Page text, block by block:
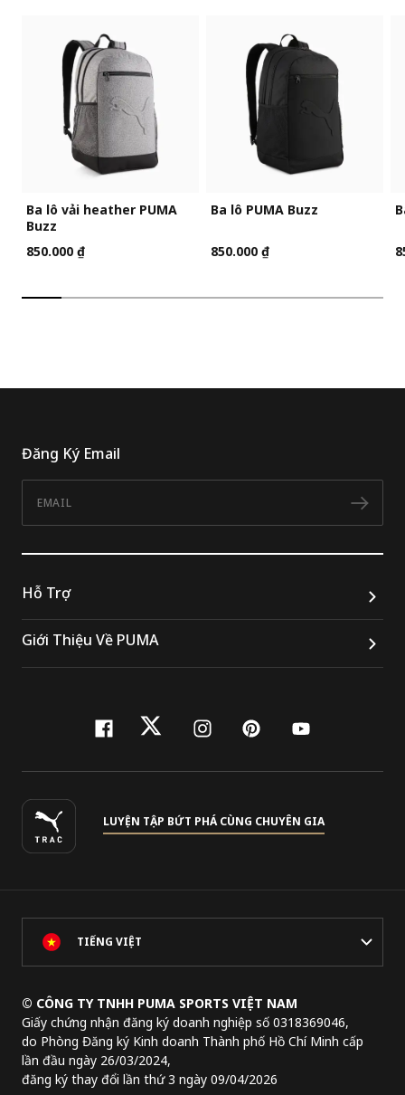
Ba lô vải heather PUMA
Buzz
850.000 ₫
Ba lô PUMA Buzz
850.000 ₫
Đăng Ký Email
Hỗ Trợ
Giới Thiệu Về PUMA
facebook
twitterinstagram
pinterest
youtube
LUYỆN TẬP BỨT PHÁ CÙNG CHUYÊN GIA
TIẾNG VIỆT
© CÔNG TY TNHH PUMA SPORTS VIỆT NAM
Giấy chứng nhận đăng ký doanh nghiệp số 0318369046,
do Phòng Đăng ký Kinh doanh Thành phố Hồ Chí Minh cấp
lần đầu ngày 26/03/2024,
đăng ký thay đổi lần thứ 3 ngày 09/04/2026